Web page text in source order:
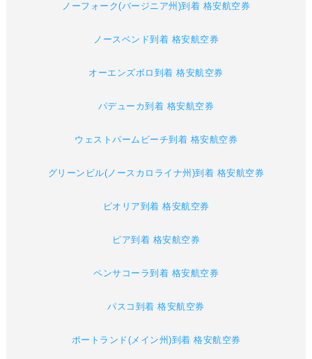
ノーフォーク(バージニア州)到着 格安航空券
ノースベンド到着 格安航空券
オーエンズボロ到着 格安航空券
パデューカ到着 格安航空券
ウェストパームビーチ到着 格安航空券
グリーンビル(ノースカロライナ州)到着 格安航空券
ピオリア到着 格安航空券
ピア到着 格安航空券
ペンサコーラ到着 格安航空券
パスコ到着 格安航空券
ポートランド(メイン州)到着 格安航空券